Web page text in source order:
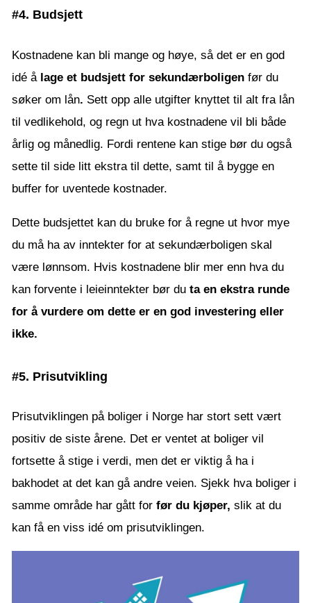
#4. Budsjett
Kostnadene kan bli mange og høye, så det er en god
idé å lage et budsjett for sekundærboligen før du
søker om lån. Sett opp alle utgifter knyttet til alt fra lån
til vedlikehold, og regn ut hva kostnadene vil bli både
årlig og månedlig. Fordi rentene kan stige bør du også
sette til side litt ekstra til dette, samt til å bygge en
buffer for uventede kostnader.
Dette budsjettet kan du bruke for å regne ut hvor mye
du må ha av inntekter for at sekundærboligen skal
være lønnsom. Hvis kostnadene blir mer enn hva du
kan forvente i leieinntekter bør du ta en ekstra runde
for å vurdere om dette er en god investering eller
ikke.
#5. Prisutvikling
Prisutviklingen på boliger i Norge har stort sett vært
positiv de siste årene. Det er ventet at boliger vil
fortsette å stige i verdi, men det er viktig å ha i
bakhodet at det kan gå andre veien. Sjekk hva boliger i
samme område har gått for før du kjøper, slik at du
kan få en viss idé om prisutviklingen.